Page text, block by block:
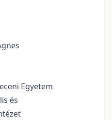
Egyetem
és